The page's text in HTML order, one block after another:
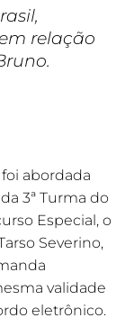
relação
abordada
3ª Turma do
Especial, o
Severino,
validade
eletrônico.